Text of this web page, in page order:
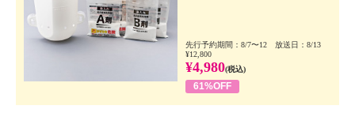
先行予約期間：8/7〜12 放送日：8/13
¥12,800
¥4,980(税込)
61%OFF